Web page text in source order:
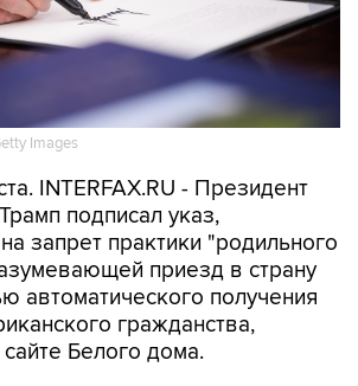
Images
INTERFAX.RU - Президент
подписал указ,
запрет практики "родильного
приезд в страну
автоматического получения
гражданства,
сайте Белого дома.